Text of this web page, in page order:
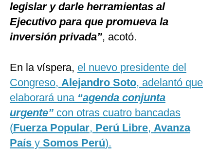
legislar y darle herramientas al
Ejecutivo para que promueva la
inversión privada”, acotó.
En la víspera, el nuevo presidente del
Congreso, Alejandro Soto, adelantó que
elaborará una “agenda conjunta
urgente” con otras cuatro bancadas
(Fuerza Popular, Perú Libre, Avanza
País y Somos Perú).